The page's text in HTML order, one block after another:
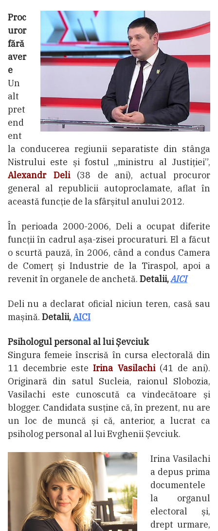
Proc
uror
fără
aver
e
Un
alt
pret
end
ent
la conducerea regiunii separatiste din stânga
Nistrului este și fostul „ministru al Justiției”,
Alexandr Deli(38 de ani), actual procuror
general al republicii autoproclamate, aflat în
această funcție de la sfârșitul anului 2012.
În perioada 2000-2006, Deli a ocupat diferite
funcții în cadrul așa-zisei procuraturi. El a făcut
o scurtă pauză, în 2006, când a condus Camera
de Comerț și Industrie de la Tiraspol, apoi a
revenit în organele de anchetă. Detalii,AICI
Deli nu a declarat oficial niciun teren, casă sau
mașină. Detalii,AICI
Psihologul personal al lui Șevciuk
Singura femeie înscrisă în cursa electorală din
11 decembrie esteIrina Vasilachi(41 de ani).
Originară din satul Sucleia, raionul Slobozia,
Vasilachi este cunoscută ca vindecătoare și
blogger. Candidata susține că, în prezent, nu are
un loc de muncă și că, anterior, a lucrat ca
psiholog personal al lui Evghenii Șevciuk.
Irina Vasilachi
a depus prima
documentele
la organul
electoral și,
drept urmare,